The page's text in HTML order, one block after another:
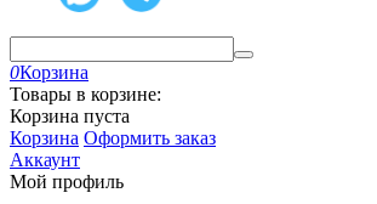
0Корзина
Товары в корзине:
Корзина пуста
Корзина Оформить заказ
Аккаунт
Мой профиль